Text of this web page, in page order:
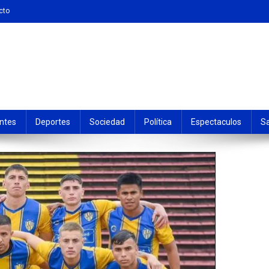
Deportes Sociedad Política Espectaculos